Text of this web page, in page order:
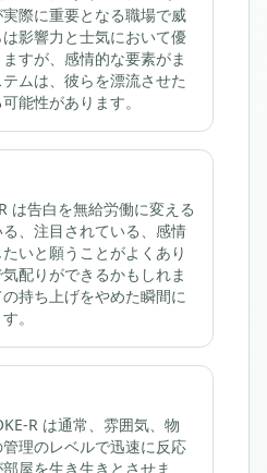
際に重要となる職場で威
影響力と士気において優
すが、感情的な要素がま
ムは、彼らを漂流させた
能性があります。
は告白を無給労働に変える
、注目されている、感情
いと願うことがよくあり
配りができるかもしれま
持ち上げをやめた瞬間に
。
R は通常、雰囲気、物
理のレベルで迅速に反応
屋を生き生きとさせま